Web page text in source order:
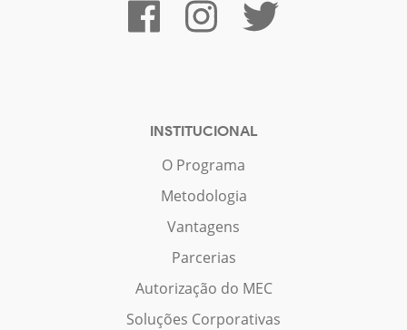
INSTITUCIONAL
O Programa
Metodologia
Vantagens
Parcerias
Autorização do MEC
Soluções Corporativas